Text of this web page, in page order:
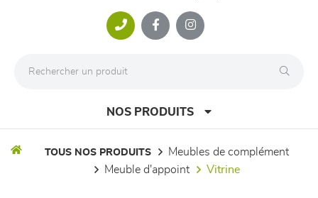
NOS PRODUITS
TOUS NOS PRODUITS
meubles de complément
meuble d'appoint
vitrine